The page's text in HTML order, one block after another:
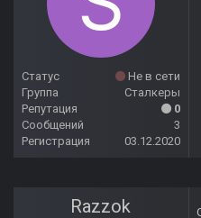
Статус
Не в сети
Группа
Сталкеры
Репутация
0
Сообщений
3
Регистрация
03.12.2020
Razzok